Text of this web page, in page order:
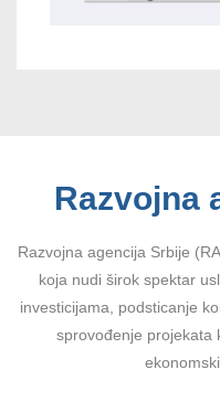
Razvojna
Razvojna agencija Srbije
koja nudi širok spektar
investicijama, podsticanje
sprovođenje projekata